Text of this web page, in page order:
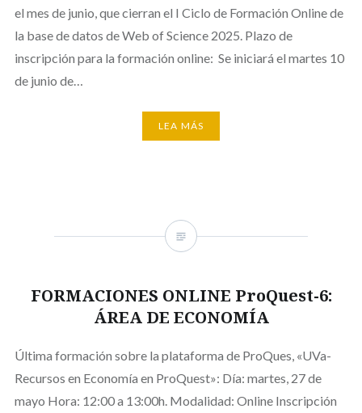
el mes de junio, que cierran el I Ciclo de Formación Online de
la base de datos de Web of Science 2025. Plazo de
inscripción para la formación online: Se iniciará el martes 10
de junio de…
LEA MÁS
FORMACIONES ONLINE ProQuest-6:
ÁREA DE ECONOMÍA
Última formación sobre la plataforma de ProQues, «UVa-
Recursos en Economía en ProQuest»: Día: martes, 27 de
mayo Hora: 12:00 a 13:00h. Modalidad: Online Inscripción